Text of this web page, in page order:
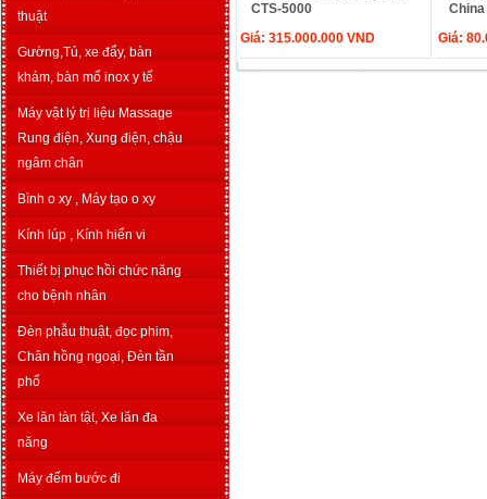
thuật
Gường,Tủ, xe đẩy, bàn
khám, bàn mổ inox y tế
Máy vật lý trị liệu Massage
Rung điện, Xung điện, chậu
ngâm chân
Bình o xy , Máy tạo o xy
Kính lúp , Kính hiển vi
Thiết bị phục hồi chức năng
cho bệnh nhân
Đèn phẫu thuật, đọc phim,
Chân hồng ngoại, Đèn tần
phổ
Xe lăn tàn tật, Xe lăn đa
năng
Máy đếm bước đi
CTS-5000
Giá: 315.000.000 VND
China
Giá: